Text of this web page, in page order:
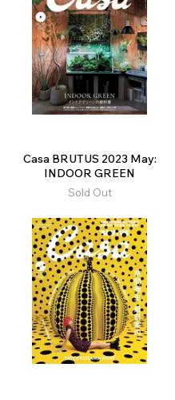
Casa BRUTUS 2023 May:
INDOOR GREEN
Sold Out